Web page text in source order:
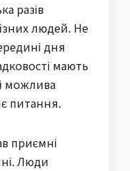
разів
людей. Не
дня
мають
можлива
питання.
приємні
Люди